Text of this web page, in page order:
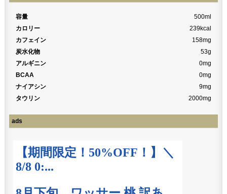
容量
500ml
カロリー
239kcal
カフェイン
158mg
炭水化物
53g
アルギニン
0mg
BCAA
0mg
ナイアシン
9mg
タウリン
2000mg
ads